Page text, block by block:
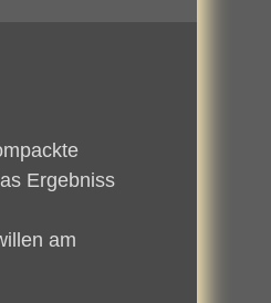
Ergebniss
am